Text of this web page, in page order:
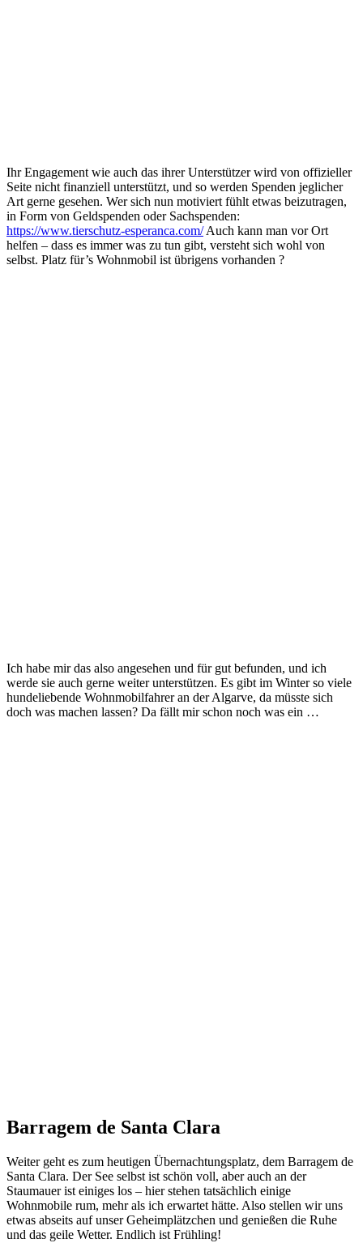
Ihr Engagement wie auch das ihrer Unterstützer wird von offizieller
Seite nicht finanziell unterstützt, und so werden Spenden jeglicher
Art gerne gesehen. Wer sich nun motiviert fühlt etwas beizutragen,
in Form von Geldspenden oder Sachspenden:
https://www.tierschutz-esperanca.com/Auch kann man vor Ort
helfen – dass es immer was zu tun gibt, versteht sich wohl von
selbst. Platz für’s Wohnmobil ist übrigens vorhanden ?
Ich habe mir das also angesehen und für gut befunden, und ich
werde sie auch gerne weiter unterstützen. Es gibt im Winter so viele
hundeliebende Wohnmobilfahrer an der Algarve, da müsste sich
doch was machen lassen? Da fällt mir schon noch was ein …
Barragem de Santa Clara
Weiter geht es zum heutigen Übernachtungsplatz, dem Barragem de
Santa Clara. Der See selbst ist schön voll, aber auch an der
Staumauer ist einiges los – hier stehen tatsächlich einige
Wohnmobile rum, mehr als ich erwartet hätte. Also stellen wir uns
etwas abseits auf unser Geheimplätzchen und genießen die Ruhe
und das geile Wetter. Endlich ist Frühling!